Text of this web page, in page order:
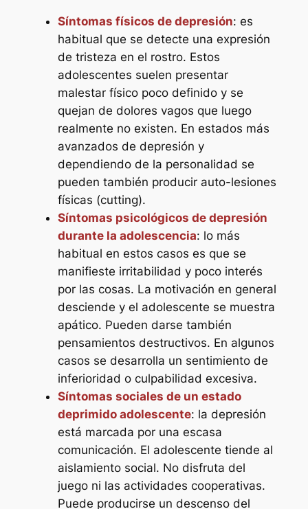
Síntomas físicos de depresión: es
habitual que se detecte una expresión
de tristeza en el rostro. Estos
adolescentes suelen presentar
malestar físico poco definido y se
quejan de dolores vagos que luego
realmente no existen. En estados más
avanzados de depresión y
dependiendo de la personalidad se
pueden también producir auto-lesiones
físicas (cutting).
Síntomas psicológicos de depresión
durante la adolescencia: lo más
habitual en estos casos es que se
manifieste irritabilidad y poco interés
por las cosas. La motivación en general
desciende y el adolescente se muestra
apático. Pueden darse también
pensamientos destructivos. En algunos
casos se desarrolla un sentimiento de
inferioridad o culpabilidad excesiva.
Síntomas sociales de un estado
deprimido adolescente: la depresión
está marcada por una escasa
comunicación. El adolescente tiende al
aislamiento social. No disfruta del
juego ni las actividades cooperativas.
Puede producirse un descenso del